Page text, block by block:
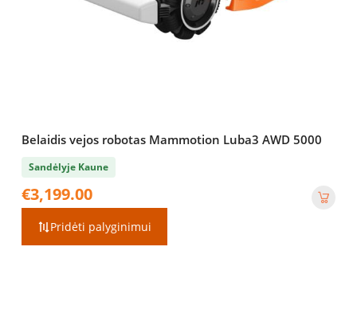
Belaidis vejos robotas Mammotion Luba3 AWD 5000
Sandėlyje Kaune
€3,199.00
Pridėti palyginimui